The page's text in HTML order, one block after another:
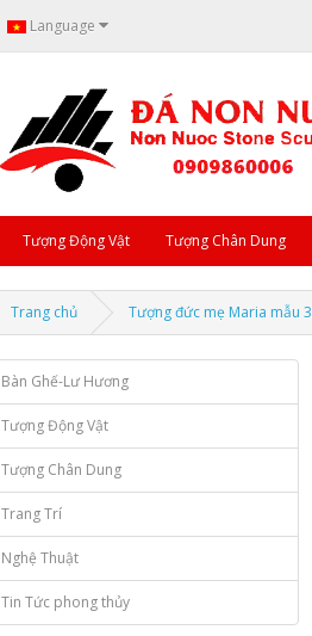
Language
Tượng Động Vật Tượng Chân Dung
Trang chủ Tượng đức mẹ Maria mẫu 3
Bàn Ghế-Lư Hương
Tượng Động Vật
Tượng Chân Dung
Trang Trí
Nghệ Thuật
Tin Tức phong thủy